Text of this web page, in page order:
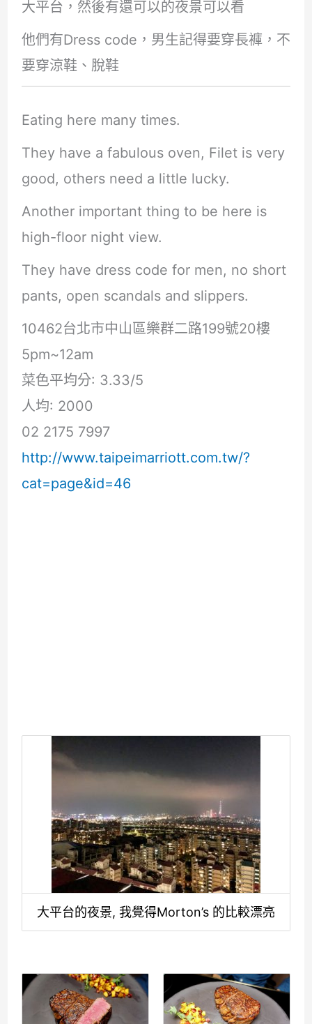
大平台，然後有還可以的夜景可以看
他們有Dress code，男生記得要穿長褲，不
要穿涼鞋、脫鞋
Eating here many times.
They have a fabulous oven, Filet is very
good, others need a little lucky.
Another important thing to be here is
high-floor night view.
They have dress code for men, no short
pants, open scandals and slippers.
10462台北市中山區樂群二路199號20樓
5pm~12am
菜色平均分: 3.33/5
人均: 2000
02 2175 7997
http://www.taipeimarriott.com.tw/?
cat=page&id=46
大平台的夜景, 我覺得Morton’s 的比較漂亮